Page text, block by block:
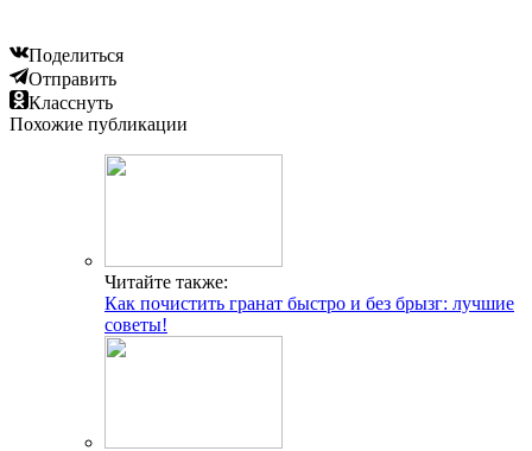
Поделиться
Отправить
Класснуть
Похожие публикации
Читайте также:
Как почистить гранат быстро и без брызг: лучшие
советы!